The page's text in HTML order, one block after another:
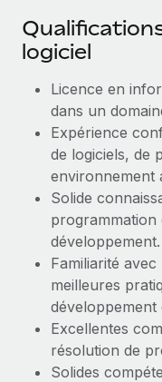
logiciel
Licence en
dans un
Expérience
de logiciels, de
environnement
Solide
programmation
développement.
Familiarité
meilleures
développement
Excellentes
résolution de
Solides